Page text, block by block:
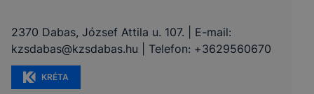
2370 Dabas, József Attila u. 107. | E-mail:
kzsdabas@kzsdabas.hu | Telefon: +3629560670
KRÉTA